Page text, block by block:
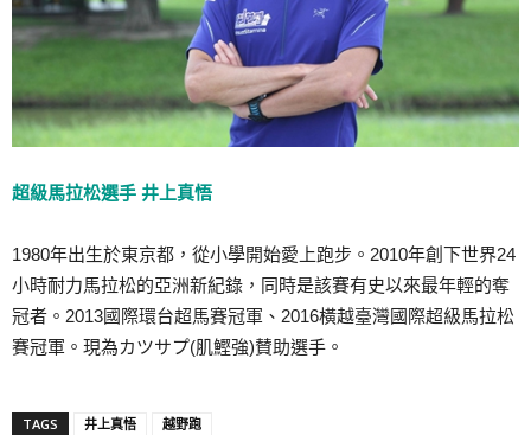
超級馬拉松選手 井上真悟
1980年出生於東京都，從小學開始愛上跑步。2010年創下世界24
小時耐力馬拉松的亞洲新紀錄，同時是該賽有史以來最年輕的奪
冠者。2013國際環台超馬賽冠軍、2016橫越臺灣國際超級馬拉松
賽冠軍。現為カツサプ(肌鰹強)賛助選手。
TAGS 井上真悟 越野跑